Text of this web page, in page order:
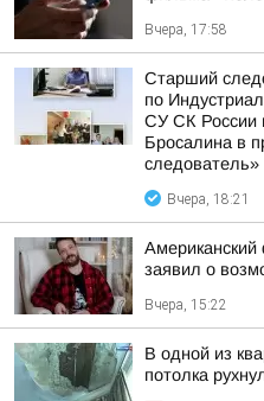
Вчера, 17:58
Старший
по
СУ СК России
Бросалина в
следователь»
Вчера, 18:21
Американский
заявил о
Вчера, 15:22
В одной из
потолка